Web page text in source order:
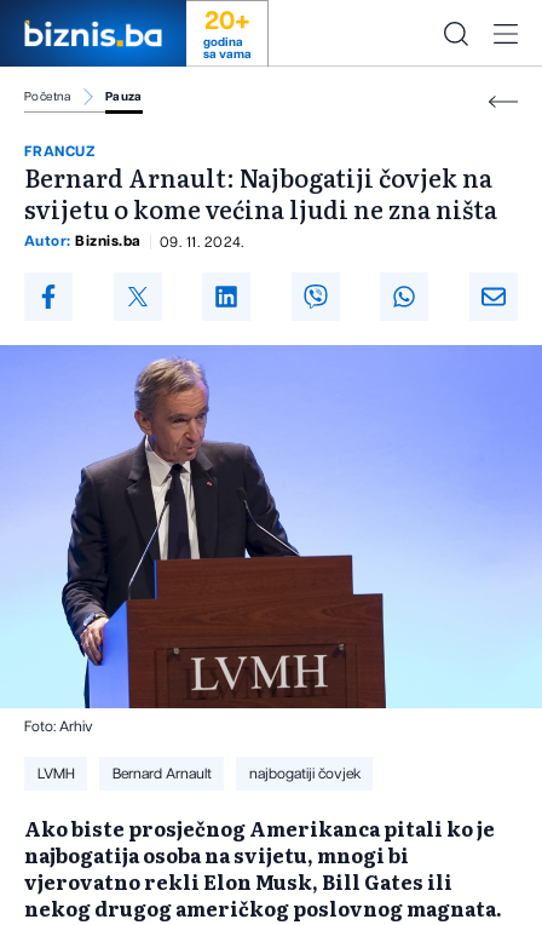
20+
godina
sa vama
Početna Pauza
FRANCUZ
Bernard Arnault: Najbogatiji čovjek na
svijetu o kome većina ljudi ne zna ništa
Autor: Biznis.ba 09. 11. 2024.
Foto: Arhiv
LVMH Bernard Arnault najbogatiji čovjek
Ako biste prosječnog Amerikanca pitali ko je
najbogatija osoba na svijetu, mnogi bi
vjerovatno rekli Elon Musk, Bill Gates ili
nekog drugog američkog poslovnog magnata.